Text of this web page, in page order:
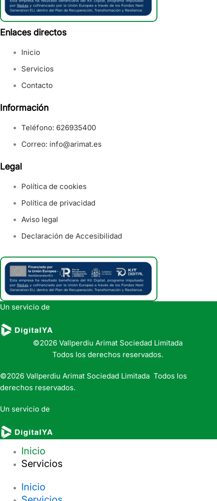
Enlaces directos
Inicio
Servicios
Contacto
Información
Teléfono: 626935400
Correo: info@arimat.es
Legal
Política de cookies
Política de privacidad
Aviso legal
Declaración de Accesibilidad
Un servicio de
©2026 Vallperdiu Arimat Sociedad Limitada
Todos los derechos reservados.
©2026 Vallperdiu Arimat Sociedad Limitada Todos los
derechos reservados.
Un servicio de
Inicio
Servicios
Inicio